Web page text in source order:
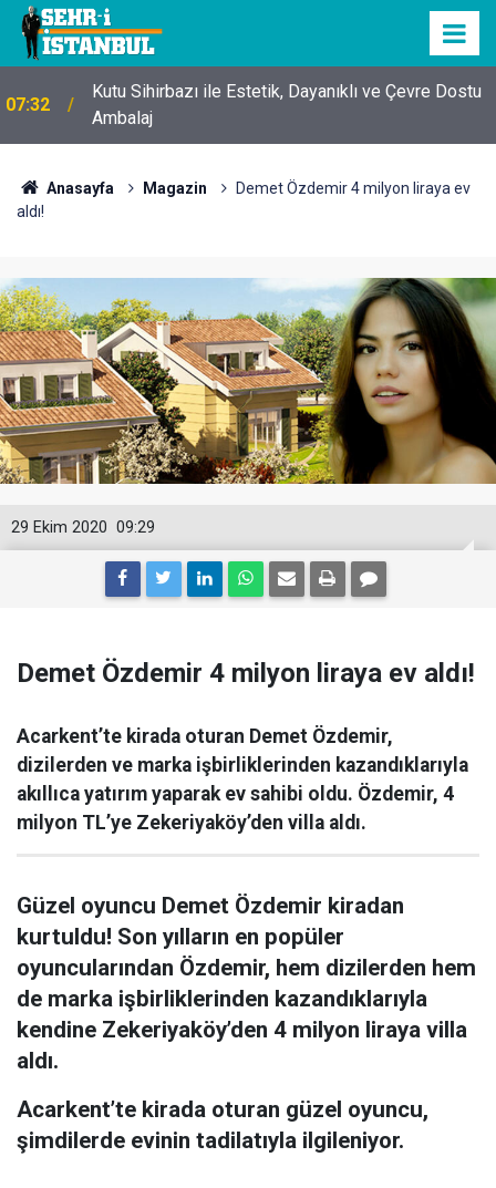
07:32
Kutu Sihirbazı ile Estetik, Dayanıklı ve Çevre Dostu
Ambalaj
Anasayfa Magazin
Demet Özdemir 4 milyon liraya ev
aldı!
09:29
29 Ekim 2020
Demet Özdemir 4 milyon liraya ev aldı!
Acarkent’te kirada oturan Demet Özdemir,
dizilerden ve marka işbirliklerinden kazandıklarıyla
akıllıca yatırım yaparak ev sahibi oldu. Özdemir, 4
milyon TL’ye Zekeriyaköy’den villa aldı.
Güzel oyuncu Demet Özdemir kiradan
kurtuldu! Son yılların en popüler
oyuncularından Özdemir, hem dizilerden hem
de marka işbirliklerinden kazandıklarıyla
kendine Zekeriyaköy’den 4 milyon liraya villa
aldı.
Acarkent’te kirada oturan güzel oyuncu,
şimdilerde evinin tadilatıyla ilgileniyor.